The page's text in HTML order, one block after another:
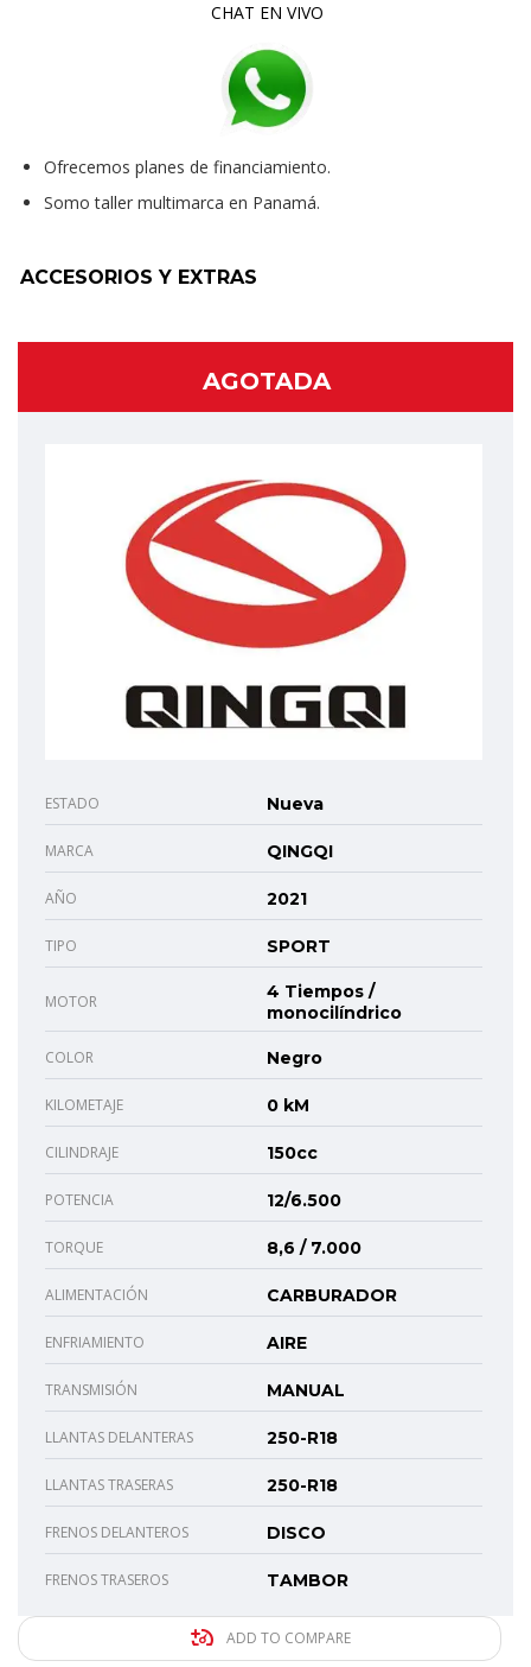
CHAT EN VIVO
Ofrecemos planes de financiamiento.
Somo taller multimarca en Panamá.
ACCESORIOS Y EXTRAS
AGOTADA
ESTADO Nueva
MARCA QINGQI
AÑO 2021
TIPO SPORT
MOTOR
4 Tiempos /
monocilíndrico
COLOR Negro
KILOMETAJE 0 kM
CILINDRAJE 150cc
POTENCIA 12/6.500
TORQUE 8,6 / 7.000
ALIMENTACIÓN CARBURADOR
ENFRIAMIENTO AIRE
TRANSMISIÓN MANUAL
LLANTAS DELANTERAS 250-R18
LLANTAS TRASERAS 250-R18
FRENOS DELANTEROS DISCO
FRENOS TRASEROS TAMBOR
ADD TO COMPARE